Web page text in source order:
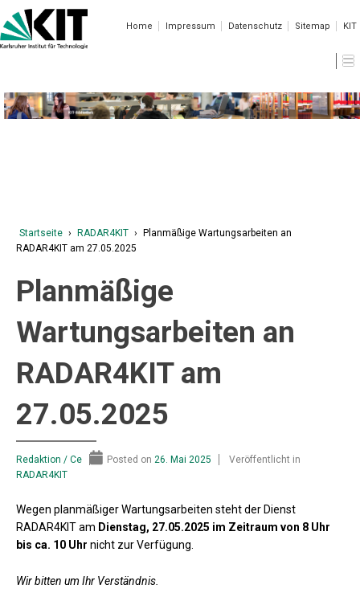
Home Impressum Datenschutz Sitemap KIT
Startseite › RADAR4KIT ›
Planmäßige Wartungsarbeiten an
RADAR4KIT am 27.05.2025
Planmäßige
Wartungsarbeiten an
RADAR4KIT am
27.05.2025
Redaktion / Ce Posted on 26. Mai 2025
Veröffentlicht in
RADAR4KIT
Wegen planmäßiger Wartungsarbeiten steht der Dienst
RADAR4KIT am Dienstag, 27.05.2025 im Zeitraum von 8 Uhr
bis ca. 10 Uhr nicht zur Verfügung.
Wir bitten um Ihr Verständnis.